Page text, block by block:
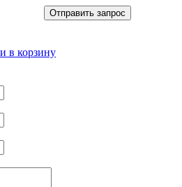
Отправить запрос
в корзину